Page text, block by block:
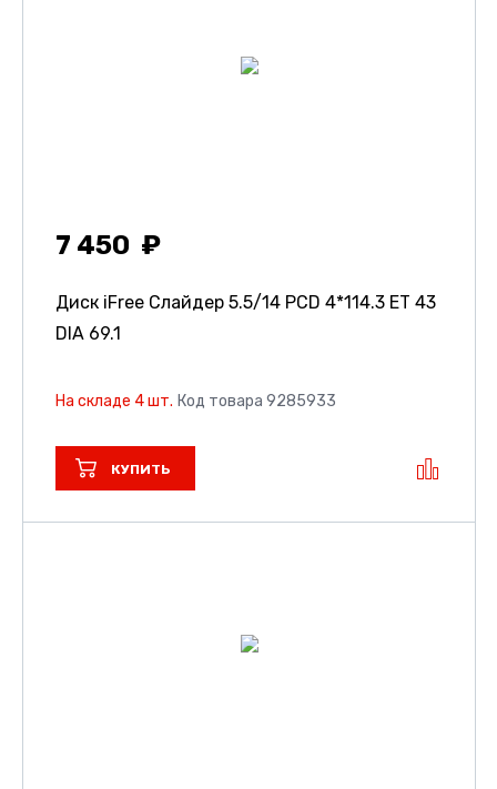
7 450
Диск iFree Слайдер 5.5/14 PCD 4*114.3 ET 43
DIA 69.1
На складе 4 шт. Код товара 9285933
КУПИТЬ